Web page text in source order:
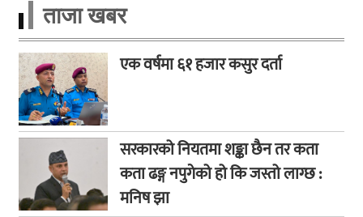
ताजा खबर
एक वर्षमा ६१ हजार कसुर दर्ता
सरकारको नियतमा शङ्का छैन तर कता
कता ढङ्ग नपुगेको हो कि जस्तो लाग्छ :
मनिष झा